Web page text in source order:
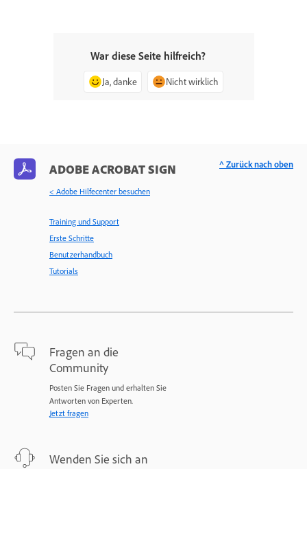
War diese Seite hilfreich?
Ja, danke Nicht wirklich
ADOBE ACROBAT SIGN
< Adobe Hilfecenter besuchen
Training und Support
Erste Schritte
Benutzerhandbuch
Tutorials
Fragen an die
Community
Posten Sie Fragen und erhalten Sie
Antworten von Experten.
Jetzt fragen
Wenden Sie sich an
^ Zurück nach oben